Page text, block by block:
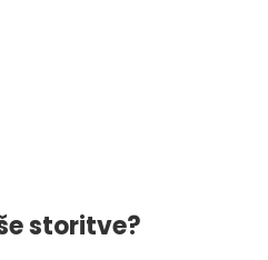
storitve?